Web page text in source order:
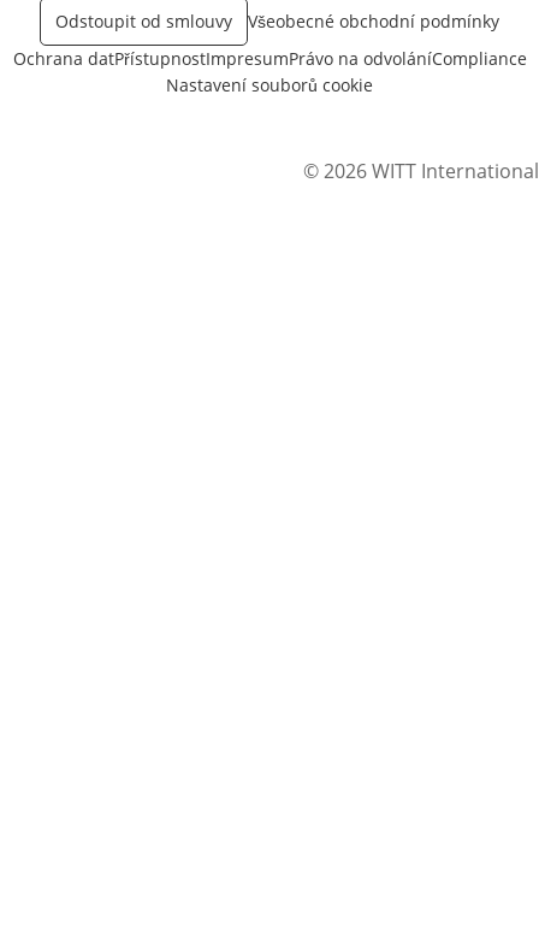
Odstoupit od smlouvy
Všeobecné obchodní podmínky
Ochrana datPřístupnostImpresumPrávo na odvoláníCompliance
Nastavení souborů cookie
© 2026 WITT International